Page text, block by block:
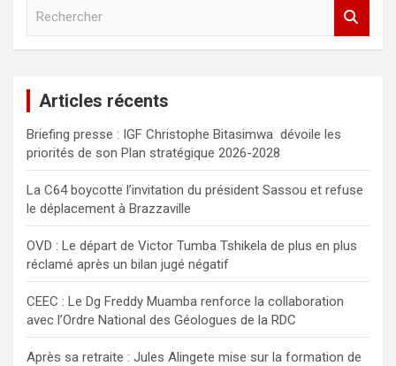
c
h
e
r
Articles récents
Briefing presse : IGF Christophe Bitasimwa dévoile les
priorités de son Plan stratégique 2026-2028
La C64 boycotte l’invitation du président Sassou et refuse
le déplacement à Brazzaville
OVD : Le départ de Victor Tumba Tshikela de plus en plus
réclamé après un bilan jugé négatif
CEEC : Le Dg Freddy Muamba renforce la collaboration
avec l’Ordre National des Géologues de la RDC
Après sa retraite : Jules Alingete mise sur la formation de